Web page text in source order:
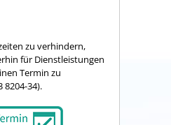
zu verhindern,
für Dienstleistungen
Termin zu
8204-34).